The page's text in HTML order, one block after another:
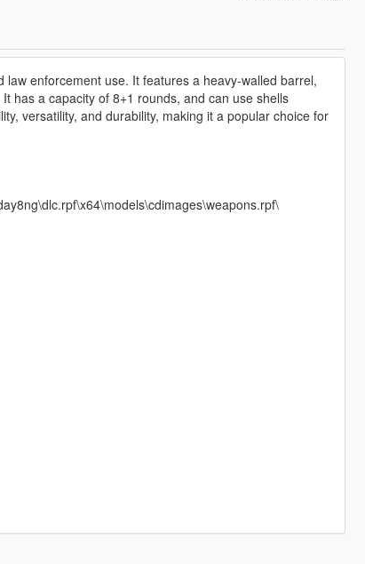
enforcement use. It features a heavy-walled barrel,
has a capacity of 8+1 rounds, and can use shells
versatility, and durability, making it a popular choice for